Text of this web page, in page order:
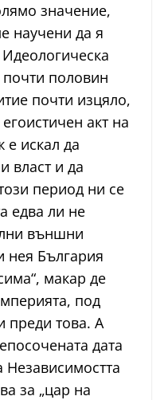
значение,
научени да я
половин
почти изцяло,
акт на
е искал да
власт и да
период ни се
едва ли не
външни
нея България
макар де
под
преди това. А
дата
за „цар на